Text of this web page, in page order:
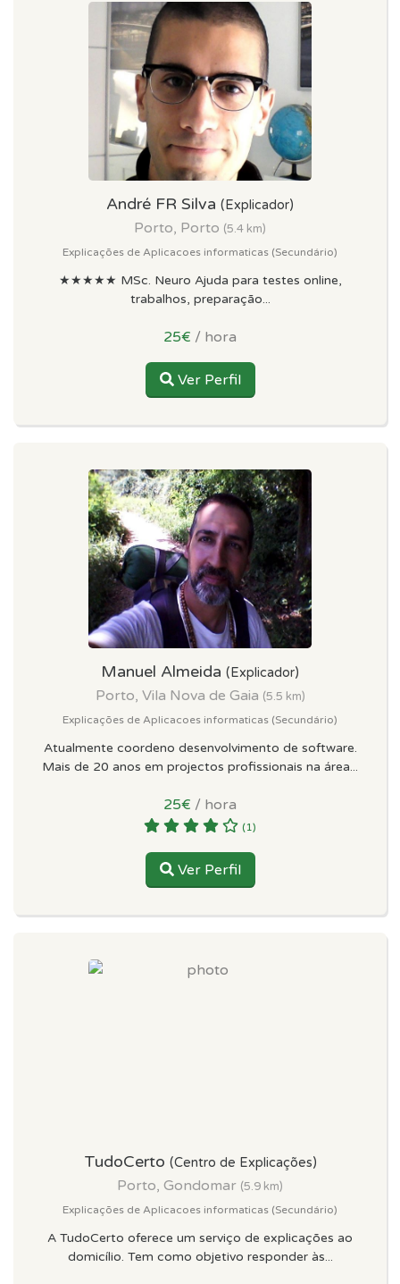
André FR Silva (Explicador)
Porto, Porto (5.4 km)
Explicações de Aplicacoes informaticas (Secundário)
★★★★★ MSc. Neuro Ajuda para testes online,
trabalhos, preparação...
25€ / hora
Ver Perfil
Manuel Almeida (Explicador)
Porto, Vila Nova de Gaia (5.5 km)
Explicações de Aplicacoes informaticas (Secundário)
Atualmente coordeno desenvolvimento de software.
Mais de 20 anos em projectos profissionais na área...
25€ / hora
(1)
Ver Perfil
TudoCerto (Centro de Explicações)
Porto, Gondomar (5.9 km)
Explicações de Aplicacoes informaticas (Secundário)
A TudoCerto oferece um serviço de explicações ao
domicílio. Tem como objetivo responder às...